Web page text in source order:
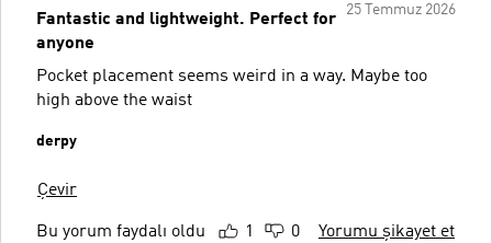
25 Temmuz 2026
Fantastic and lightweight. Perfect for
anyone
Pocket placement seems weird in a way. Maybe too
high above the waist
derpy
Çevir
Bu yorum faydalı oldu
1 0 Yorumu şikayet et